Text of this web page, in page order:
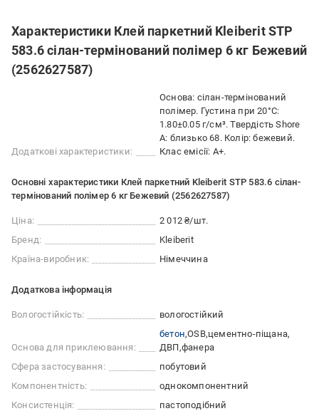
Характеристики Клей паркетний Kleiberit STP
583.6 сілан-термінований полімер 6 кг Бежевий
(2562627587)
Додаткові характеристики:
Основа: сілан-термінований
полімер. Густина при 20°C:
1.80±0.05 г/см³. Твердість Shore
A: близько 68. Колір: бежевий.
Клас емісії: А+.
Основні характеристики Клей паркетний Kleiberit STP 583.6 сілан-
термінований полімер 6 кг Бежевий (2562627587)
Ціна:
2 012 ₴/шт.
Бренд:
Kleiberit
Країна-виробник:
Німеччина
Додаткова інформація
Вологостійкість: вологостійкий
Основа для приклеювання:
бетон OSB цементно-піщана
ДВП фанера
Сфера застосування:
побутовий
Компонентність:
однокомпонентний
Консистенція:
пастоподібний